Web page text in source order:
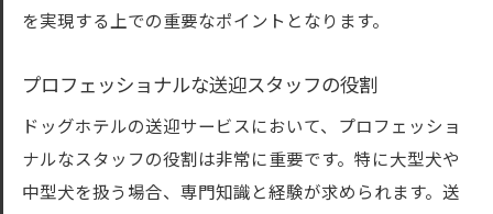
化
ペットの健康と安全を守るための送迎基準
東京都内で安心の中型犬送迎サービスを見つけ
るためのコツ
中型犬送迎サービスの選び方と比較ポイン
を実現する上での重要なポイントとなります。
プロフェッショナルな送迎スタッフの役割
ドッグホテルの送迎サービスにおいて、プロフェッショ
ナルなスタッフの役割は非常に重要です。特に大型犬や
中型犬を扱う場合、専門知識と経験が求められます。送